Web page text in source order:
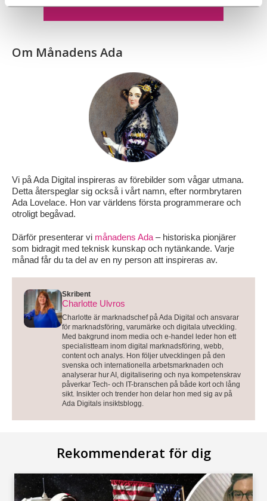
Om Månadens Ada
Vi på Ada Digital inspireras av förebilder som vågar utmana.
Detta återspeglar sig också i vårt namn, efter normbrytaren
Ada Lovelace. Hon var världens första programmerare och
otroligt begåvad.
Därför presenterar vi månadens Ada– historiska pionjärer
som bidragit med teknisk kunskap och nytänkande. Varje
månad får du ta del av en ny person att inspireras av.
Skribent
Charlotte Ulvros
Charlotte är marknadschef på Ada Digital och ansvarar
för marknadsföring, varumärke och digitala utveckling.
Med bakgrund inom media och e-handel leder hon ett
specialistteam inom digital marknadsföring, webb,
content och analys. Hon följer utvecklingen på den
svenska och internationella arbetsmarknaden och
analyserar hur AI, digitalisering och nya kompetenskrav
påverkar Tech- och IT-branschen på både kort och lång
sikt. Insikter och trender hon delar hon med sig av på
Ada Digitals insiktsblogg.
Rekommenderat för dig